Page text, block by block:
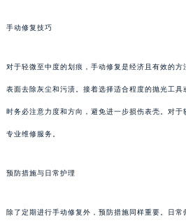
手动修复技巧
对于轻微至中度的划痕，手动修复是经济且有效的
表面去除灰尘和污渍。接着选择适合程度的抛光工
时务必注意力度和方向，避免进一步损伤表壳。对
专业维修服务。
预防措施与日常护理
除了定期进行手动修复外，预防措施同样重要。日